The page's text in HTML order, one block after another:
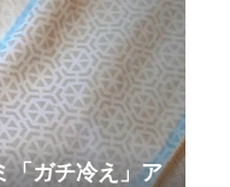
「ガチ冷え」ア